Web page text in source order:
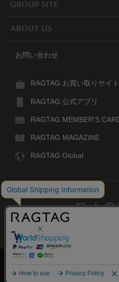
GROUP SITE
ABOUT US
お問い合わせ
RAGTAG お買い取りサイト
RAGTAG 公式アプリ
RAGTAG MEMBER'S
RAGTAG MAGAZINE
RAGTAG Global
デザイナーズブランドのユ
COPYRIGHT© TIN PAN ALLEY